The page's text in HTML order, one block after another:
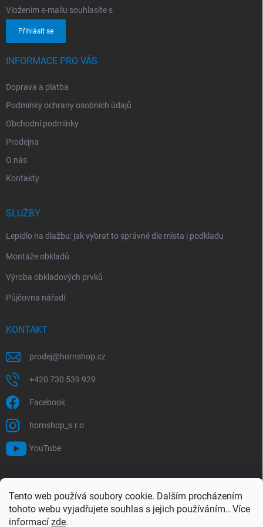
Tento web používá soubory cookie. Dalším procházením
tohoto webu vyjadřujete souhlas s jejich používáním.. Více
informací zde.
Vložením e-mailu souhlasíte s
Přihlásit se
INFORMACE PRO VÁS
Doprava a platba
Podmínky ochrany osobních údajů
Obchodní podmínky
Prodejna
O nás
Kontakty
SLUŽBY
Lepidlo na dlažbu: jak vybrat to správné dle místa i podkladu
Montáže obkladů
Výroba obkladových prvků
Půjčovna nářadí
KONTAKT
prodej@hornshop.cz
+420 730 539 929
Facebook
hornshop_s.r.o
YouTube
Hledat